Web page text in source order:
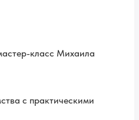
класс Михаила
с практическими